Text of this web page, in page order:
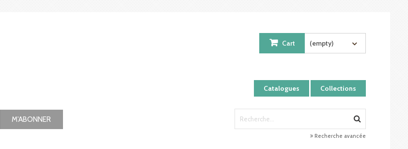
Catalogues Collections
Cart (empty)
M'ABONNER
Recherche avancée